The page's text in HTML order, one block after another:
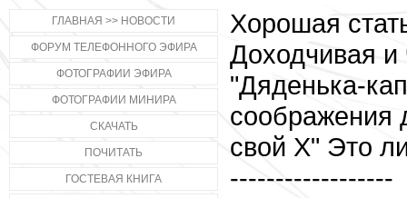
ГЛАВНАЯ >> НОВОСТИ
ФОРУМ ТЕЛЕФОННОГО ЭФИРА
ФОТОГРАФИИ ЭФИРА
ФОТОГРАФИИ МИНИРА
СКАЧАТЬ
ПОЧИТАТЬ
ГОСТЕВАЯ КНИГА
Хорошая
Доходчивая и
"Дяденька-
соображения
свой Х" Это
------------------